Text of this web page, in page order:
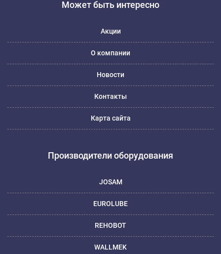
Может быть интересно
Акции
О компании
Новости
Контакты
Карта сайта
Производители оборудования
JOSAM
EUROLUBE
REHOBOT
WALLMEK